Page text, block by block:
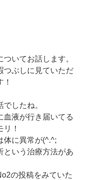
いてお話します。
つぶしに見ていただ
したね。
血液が行き届いてる
！
体に異常が(^.^;
という治療方法があ
の投稿をみていた